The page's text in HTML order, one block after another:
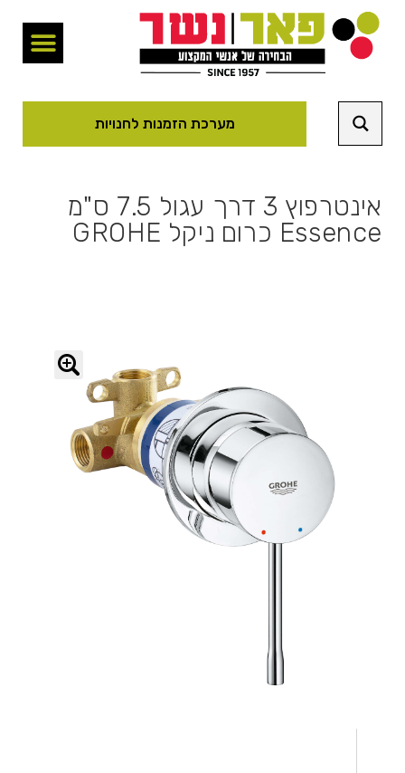
מערכת הזמנות לחנויות
אינטרפוץ 3 דרך עגול 7.5 ס"מ
Essence כרום ניקל GROHE